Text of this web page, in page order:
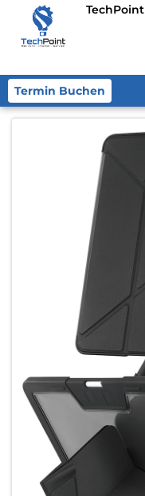
TechPoint
Termin Buchen